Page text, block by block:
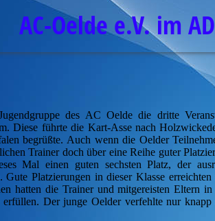
AC-Oelde e.V. im
des AC Oelde die dritte
Diese führte die Kart-Asse nach
begrüßte. Auch wenn die Oelder
Trainer doch über eine Reihe guter
Mal einen guten sechsten Platz, der
Gute Platzierungen in dieser Klasse
hatten die Trainer und mitgereisten Eltern
Der junge Oelder verfehlte nur knapp